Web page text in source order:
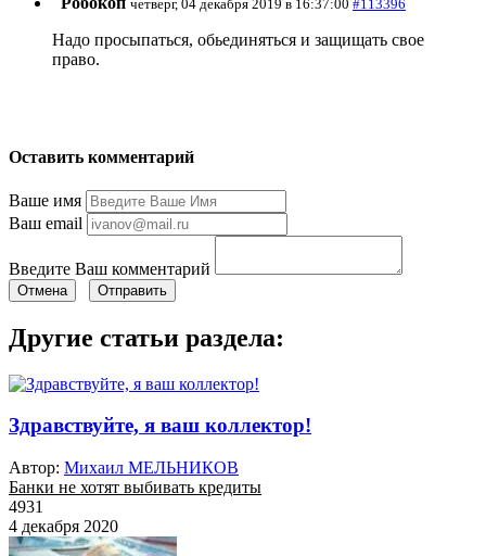
четверг, 04 декабря 2019 в 16:37:00 #113396
Надо просыпаться, обьединяться и защищать свое
право.
Оставить комментарий
Ваше имя
Ваш email
Введите Ваш комментарий
Отмена Отправить
Другие статьи раздела:
Здравствуйте, я ваш коллектор!
Автор: Михаил МЕЛЬНИКОВ
Банки не хотят выбивать кредиты
4931
4 декабря 2020